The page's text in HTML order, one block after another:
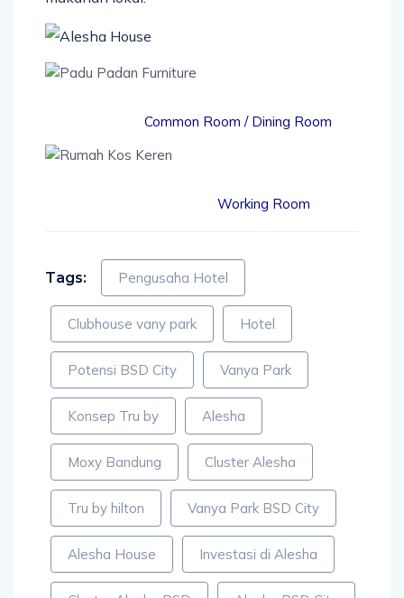
Common Room / Dining Room
Working Room
Tags: Pengusaha Hotel
Clubhouse vany park Hotel
Potensi BSD City Vanya Park
Konsep Tru by Alesha
Moxy Bandung Cluster Alesha
Tru by hilton Vanya Park BSD City
Alesha House Investasi di Alesha